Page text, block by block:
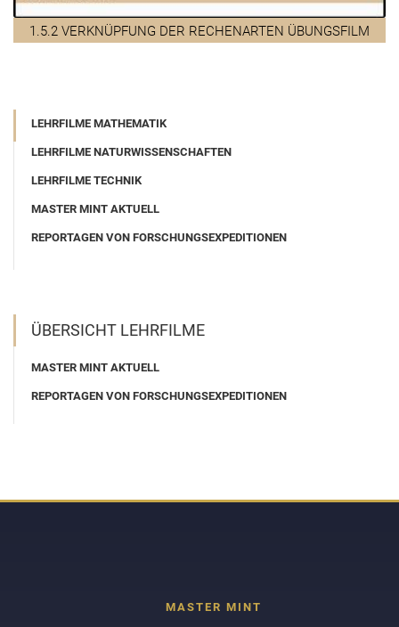
1.5.2 VERKNÜPFUNG DER RECHENARTEN ÜBUNGSFILM
LEHRFILME MATHEMATIK
LEHRFILME NATURWISSENSCHAFTEN
LEHRFILME TECHNIK
MASTER MINT AKTUELL
REPORTAGEN VON FORSCHUNGSEXPEDITIONEN
ÜBERSICHT LEHRFILME
MASTER MINT AKTUELL
REPORTAGEN VON FORSCHUNGSEXPEDITIONEN